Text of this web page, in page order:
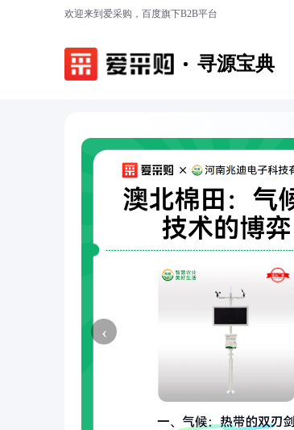
欢迎来到爱采购，百度旗下B2B平台
寻源宝典
‹